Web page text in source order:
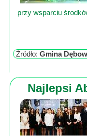
Źródło: Gmina
Najlepsi